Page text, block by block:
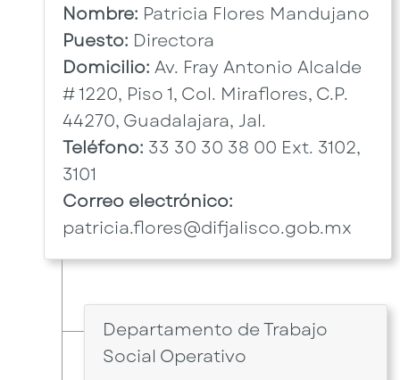
Nombre: Patricia Flores Mandujano
Puesto: Directora
Domicilio: Av. Fray Antonio Alcalde
# 1220, Piso 1, Col. Miraflores, C.P.
44270, Guadalajara, Jal.
Teléfono: 33 30 30 38 00 Ext. 3102,
3101
Correo electrónico:
patricia.flores@difjalisco.gob.mx
Departamento de Trabajo
Social Operativo